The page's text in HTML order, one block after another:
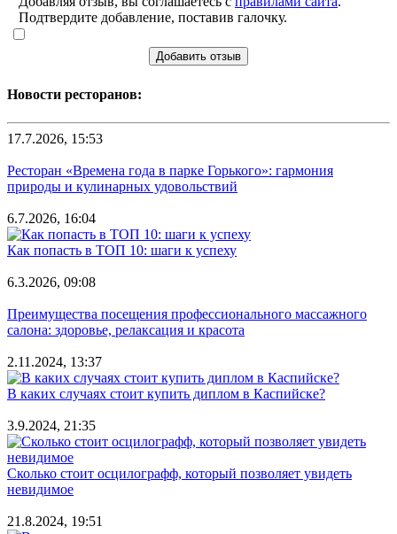
Подтвердите добавление, поставив галочку.
Добавить отзыв
Новости ресторанов:
17.7.2026, 15:53
Ресторан «Времена года в парке Горького»: гармония
природы и кулинарных удовольствий
6.7.2026, 16:04
Как попасть в ТОП 10: шаги к успеху
6.3.2026, 09:08
Преимущества посещения профессионального массажного
салона: здоровье, релаксация и красота
2.11.2024, 13:37
В каких случаях стоит купить диплом в Каспийске?
3.9.2024, 21:35
Сколько стоит осцилографф, который позволяет увидеть
невидимое
21.8.2024, 19:51